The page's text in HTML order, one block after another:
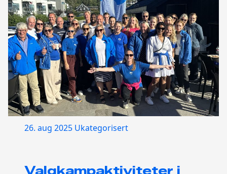
26. aug 2025 Ukategorisert
Valgkampaktiviteter i